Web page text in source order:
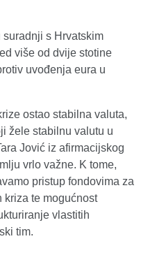
s Hrvatskim
više od dvije stotine
uvođenja eura u
ostao stabilna valuta,
žele stabilnu valutu u
Jović iz afirmacijskog
vrlo važne. K tome,
pristup fondovima za
kriza te mogućnost
vlastitih
tim.